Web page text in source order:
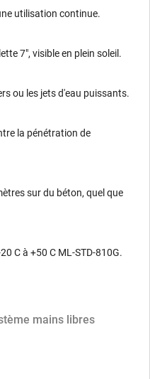
utilisation continue.
7", visible en plein soleil.
ou les jets d'eau puissants.
la pénétration de
sur du béton, quel que
C à +50 C ML-STD-810G.
mains libres